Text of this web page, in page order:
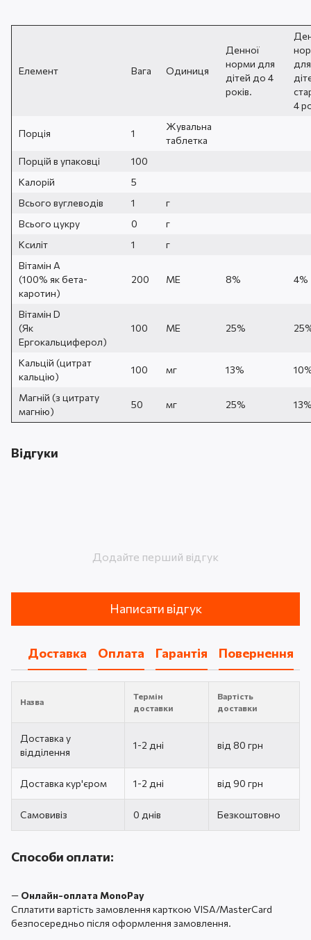
Елемент Вага Одиниця
Денної
норми для
дітей до 4
років.
для
4
Порція 1
Жувальна
таблетка
Порцій в упаковці
100
Калорій
5
Всього вуглеводів
1
г
Всього цукру
0
г
Ксиліт
1
г
Вітамін А
(100% як бета-
каротин)
200 МЕ 8% 4%
Вітамін D
(Як
Ергокальциферол)
100 МЕ 25%
Кальцій (цитрат
кальцію)
100 мг 13%
Магній (з цитрату
магнію)
50 мг 25%
Відгуки
Додайте перший відгук
Написати відгук
Доставка Оплата Гарантія Повернення
Назва
Термін
доставки
Вартість
доставки
Доставка у
відділення
1-2 дні від 80 грн
Доставка кур'єром 1-2 дні від 90 грн
Самовивіз 0 днів Безкоштовно
Способи оплати:
— Онлайн-оплата MonoPay
Сплатити вартість замовлення карткою VISA/MasterCard
безпосередньо після оформлення замовлення.